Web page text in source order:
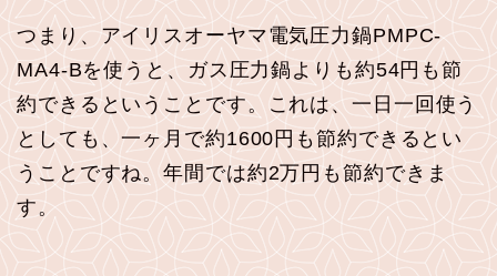
つまり、アイリスオーヤマ電気圧力鍋PMPC-
MA4-Bを使うと、ガス圧力鍋よりも約54円も節
約できるということです。これは、一日一回使う
としても、一ヶ月で約1600円も節約できるとい
うことですね。年間では約2万円も節約できま
す。